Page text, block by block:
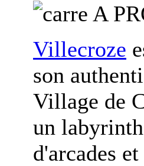
A
Villecroze
son
Village de
un
d'arcades